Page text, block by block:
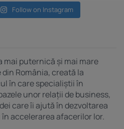
Follow on Instagram
mai puternică și mai mare
România, creată la
în care specialiștii în
unor relații de business,
care îi ajută în dezvoltarea
accelerarea afacerilor lor.